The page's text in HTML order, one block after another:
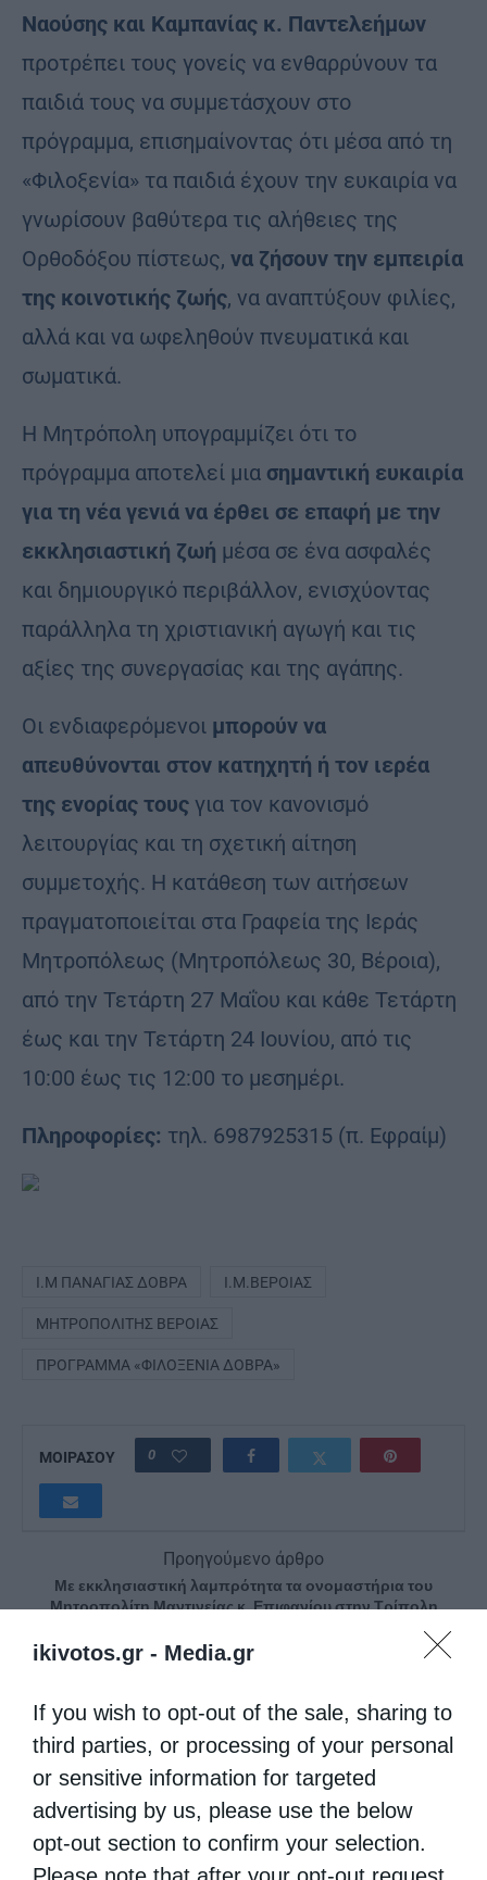
ikivotos.gr - Media.gr
If you wish to opt-out of the sale, sharing to
third parties, or processing of your personal
or sensitive information for targeted
advertising by us, please use the below
opt-out section to confirm your selection.
Please note that after your opt-out request
Ναούσης και Καμπανίας κ. Παντελεήμων
προτρέπει τους γονείς να ενθαρρύνουν τα
παιδιά τους να συμμετάσχουν στο
πρόγραμμα, επισημαίνοντας ότι μέσα από τη
«Φιλοξενία» τα παιδιά έχουν την ευκαιρία να
γνωρίσουν βαθύτερα τις αλήθειες της
Ορθοδόξου πίστεως, να ζήσουν την εμπειρία
της κοινοτικής ζωής, να αναπτύξουν φιλίες,
αλλά και να ωφεληθούν πνευματικά και
σωματικά.
Η Μητρόπολη υπογραμμίζει ότι το
πρόγραμμα αποτελεί μια σημαντική ευκαιρία
για τη νέα γενιά να έρθει σε επαφή με την
εκκλησιαστική ζωή μέσα σε ένα ασφαλές
και δημιουργικό περιβάλλον, ενισχύοντας
παράλληλα τη χριστιανική αγωγή και τις
αξίες της συνεργασίας και της αγάπης.
Οι ενδιαφερόμενοι μπορούν να
απευθύνονται στον κατηχητή ή τον ιερέα
της ενορίας τους για τον κανονισμό
λειτουργίας και τη σχετική αίτηση
συμμετοχής. Η κατάθεση των αιτήσεων
πραγματοποιείται στα Γραφεία της Ιεράς
Μητροπόλεως (Μητροπόλεως 30, Βέροια),
από την Τετάρτη 27 Μαΐου και κάθε Τετάρτη
έως και την Τετάρτη 24 Ιουνίου, από τις
10:00 έως τις 12:00 το μεσημέρι.
Πληροφορίες: τηλ. 6987925315 (π. Εφραίμ)
Ι.Μ ΠΑΝΑΓΙΑΣ ΔΟΒΡΑ Ι.Μ.ΒΕΡΟΊΑΣ
ΜΗΤΡΟΠΟΛΊΤΗΣ ΒΕΡΟΊΑΣ
ΠΡΌΓΡΑΜΜΑ «ΦΙΛΟΞΕΝΊΑ ΔΟΒΡΆ»
ΜΟΙΡΑΣΟΥ 0
Προηγούμενο άρθρο
Με εκκλησιαστική λαμπρότητα τα ονομαστήρια του
Μητροπολίτη Μαντινείας κ. Επιφανίου στην Τρίπολη
Επόμενο άρθρο
Χίος: Πανηγυρικός εορτασμός του Αγίου Ισιδώρου στην
ΔΕΙΤΕ ΕΠΙΣΗΣ